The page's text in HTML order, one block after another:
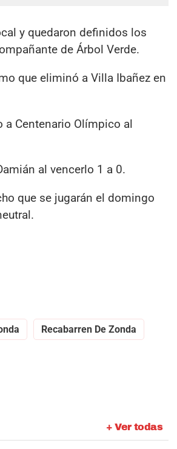
y quedaron definidos los
de Árbol Verde.
que eliminó a Villa Ibañez en
a Centenario Olímpico al
al vencerlo 1 a 0.
que se jugarán el domingo
Recabarren De Zonda
+ Ver todas